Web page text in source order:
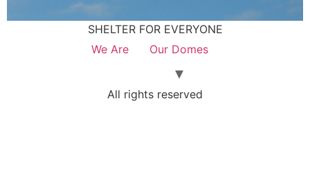
SHELTER FOR EVERYONE
We Are
Our Domes
All rights reserved